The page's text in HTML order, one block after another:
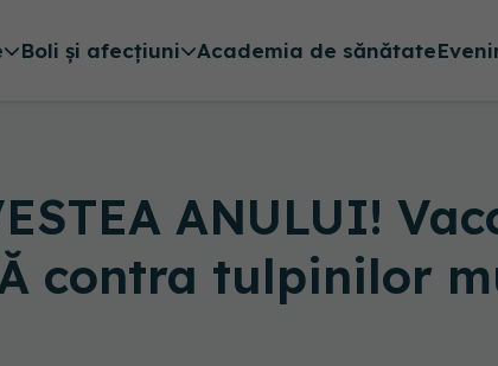
Boli și afecțiuni Academia de sănătate
ANULUI!
contra tulpinilor